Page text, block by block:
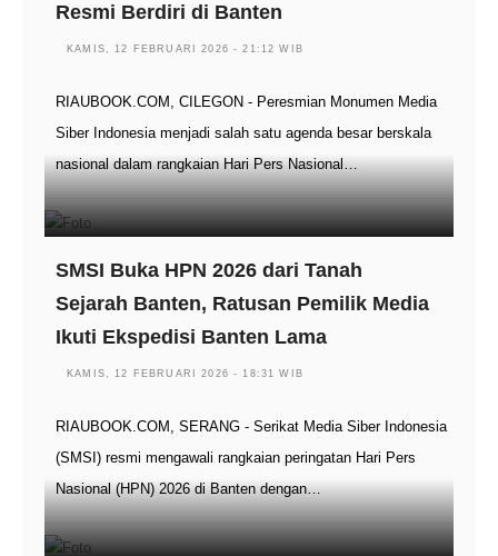
Resmi Berdiri di Banten
KAMIS, 12 FEBRUARI 2026 - 21:12 WIB
RIAUBOOK.COM, CILEGON - Peresmian Monumen Media
Siber Indonesia menjadi salah satu agenda besar berskala
nasional dalam rangkaian Hari Pers Nasional…
SMSI Buka HPN 2026 dari Tanah
Sejarah Banten, Ratusan Pemilik Media
Ikuti Ekspedisi Banten Lama
KAMIS, 12 FEBRUARI 2026 - 18:31 WIB
RIAUBOOK.COM, SERANG - Serikat Media Siber Indonesia
(SMSI) resmi mengawali rangkaian peringatan Hari Pers
Nasional (HPN) 2026 di Banten dengan…